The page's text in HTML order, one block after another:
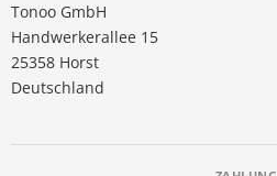
Tonoo GmbH
Handwerkerallee 15
25358 Horst
Deutschland